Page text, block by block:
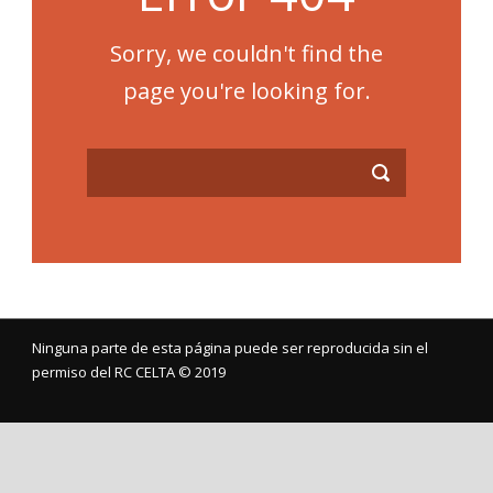
Sorry, we couldn't find the
page you're looking for.
Ninguna parte de esta página puede ser reproducida sin el
permiso del RC CELTA ©️ 2019